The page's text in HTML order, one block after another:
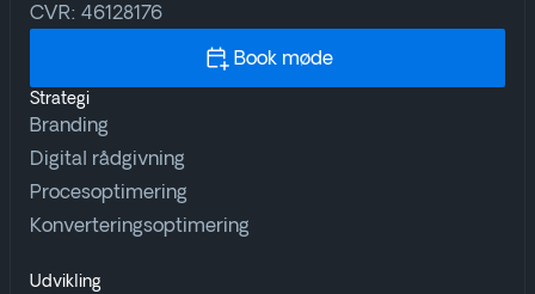
CVR: 46128176
Book møde
Strategi
Branding
Digital rådgivning
Procesoptimering
Konverteringsoptimering
Udvikling